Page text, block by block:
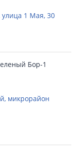
улица 1 Мая, 30
Бор-1
микрорайон